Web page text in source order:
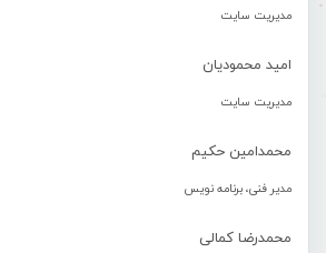
مدیریت سایت
امید محمودیان
مدیریت سایت
محمدامین حکیم
مدیر فنی، برنامه نویس
محمدرضا کمالی